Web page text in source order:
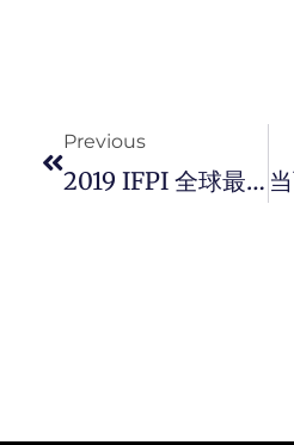
Previous
2019 IFPI 全球最卖得专辑 Top 10，他们竟然夺冠！